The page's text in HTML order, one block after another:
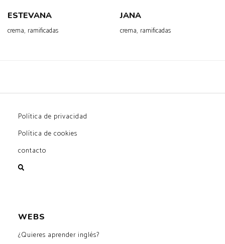
ESTEVANA
crema, ramificadas
JANA
crema, ramificadas
Política de privacidad
Política de cookies
contacto
WEBS
¿Quieres aprender inglés?